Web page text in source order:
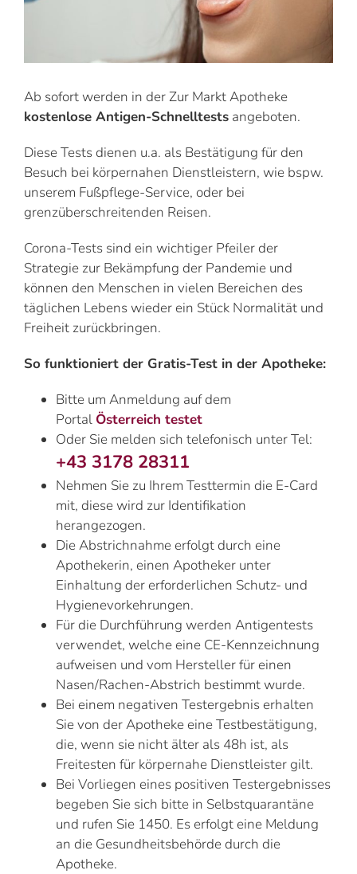
Ab sofort werden in der Zur Markt Apotheke
kostenlose Antigen-Schnelltests angeboten.
Diese Tests dienen u.a. als Bestätigung für den
Besuch bei körpernahen Dienstleistern, wie bspw.
unserem Fußpflege-Service, oder bei
grenzüberschreitenden Reisen.
Corona-Tests sind ein wichtiger Pfeiler der
Strategie zur Bekämpfung der Pandemie und
können den Menschen in vielen Bereichen des
täglichen Lebens wieder ein Stück Normalität und
Freiheit zurückbringen.
So funktioniert der Gratis-Test in der Apotheke:
Bitte um Anmeldung auf dem
Portal Österreich testet
Oder Sie melden sich telefonisch unter Tel:
+43 3178 28311
Nehmen Sie zu Ihrem Testtermin die E-Card
mit, diese wird zur Identifikation
herangezogen.
Die Abstrichnahme erfolgt durch eine
Apothekerin, einen Apotheker unter
Einhaltung der erforderlichen Schutz- und
Hygienevorkehrungen.
Für die Durchführung werden Antigentests
verwendet, welche eine CE-Kennzeichnung
aufweisen und vom Hersteller für einen
Nasen/Rachen-Abstrich bestimmt wurde.
Bei einem negativen Testergebnis erhalten
Sie von der Apotheke eine Testbestätigung,
die, wenn sie nicht älter als 48h ist, als
Freitesten für körpernahe Dienstleister gilt.
Bei Vorliegen eines positiven Testergebnisses
begeben Sie sich bitte in Selbstquarantäne
und rufen Sie 1450. Es erfolgt eine Meldung
an die Gesundheitsbehörde durch die
Apotheke.